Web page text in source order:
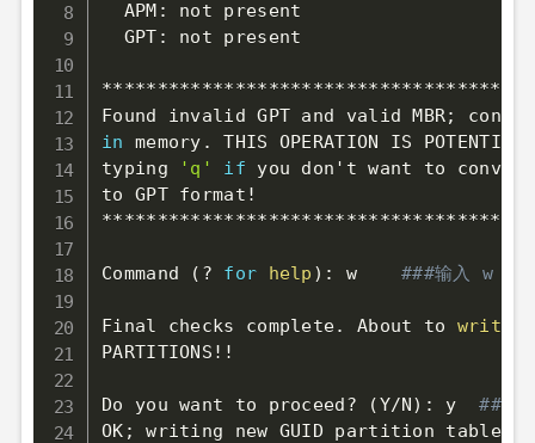
  APM: not present
  GPT: not present
Found invalid GPT and valid MBR;
in memory. THIS OPERATION IS
typing
'q' if you don't want to
to GPT format !
Command ( ? for help ) : w ###输入 w 保
Final checks complete. About to write
PARTITIONS ! !
Do you want to proceed? (Y/N) : y ## 输
OK ; writing new GUID partition table